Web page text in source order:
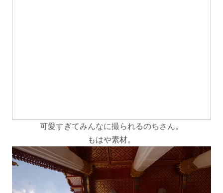
可愛すぎてみんなに撮られるのちさん。
もはや素材。